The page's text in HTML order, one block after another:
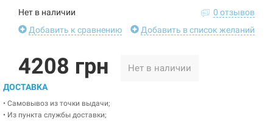
Нет в наличии
0 отзывов
Добавить к сравнению
Добавить в список желаний
4208 грн Нет в наличии
ДОСТАВКА
• Самовывоз из точки выдачи;
• Из пункта службы доставки;